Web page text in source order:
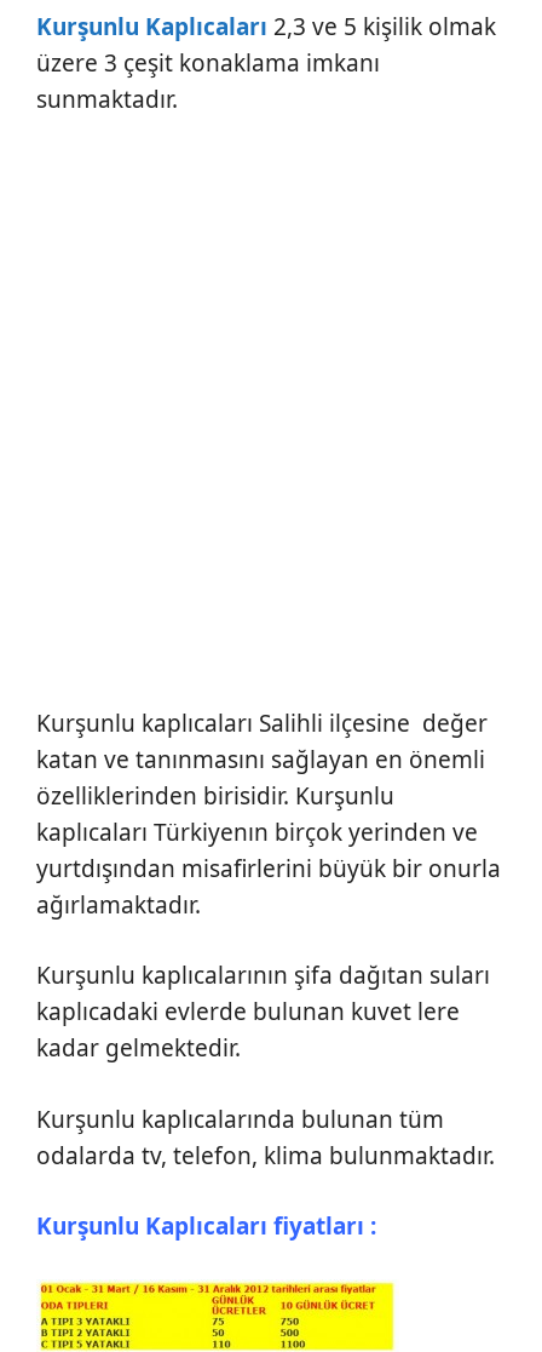
Kurşunlu Kaplıcaları 2,3 ve 5 kişilik olmak
üzere 3 çeşit konaklama imkanı
sunmaktadır.
Kurşunlu kaplıcaları Salihli ilçesine değer
katan ve tanınmasını sağlayan en önemli
özelliklerinden birisidir. Kurşunlu
kaplıcaları Türkiyenın birçok yerinden ve
yurtdışından misafirlerini büyük bir onurla
ağırlamaktadır.
Kurşunlu kaplıcalarının şifa dağıtan suları
kaplıcadaki evlerde bulunan kuvet lere
kadar gelmektedir.
Kurşunlu kaplıcalarında bulunan tüm
odalarda tv, telefon, klima bulunmaktadır.
Kurşunlu Kaplıcaları fiyatları :